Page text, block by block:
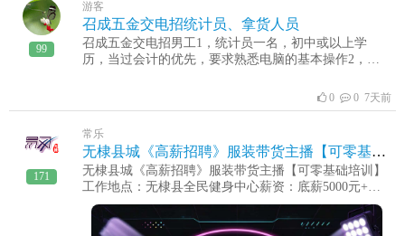
99
游客
召成五金交电招统计员、拿货人员
召成五金交电招男工1，统计员一名，初中或以上学
历，当过会计的优先，要求熟悉电脑的基本操作2，拿
送送货，有五金店工作经验的优先，干过水电暖的优
先，当过会计，会电脑的优先年龄30－50岁，工资7000
期工勿扰工作地址，无棣县埕口镇鲁北化工门口召成五
金交电，，13793873000
0 0 7天前
171
常乐
无棣县城《高薪招聘》服装带货主播【可零基础培训】
无棣县城《高薪招聘》服装带货主播【可零基础培训】
工作地点：无棣县全民健身中心薪资：底薪5000元+高
额提成，（月入过万，上不封顶）任职要求1、年龄20–
40岁，形象大方，待人有亲和力2、普通话流畅，有无